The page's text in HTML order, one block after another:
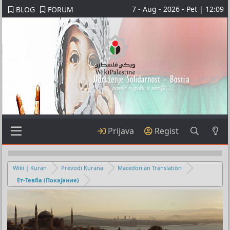
BLOG FORUM 7 - Aug - 2026 - Pet | 12:09
Prijava Regist
Wiki | Kuran Prevodi Kurana
Macedonian Translation
Ет-Тевба (Покајание)